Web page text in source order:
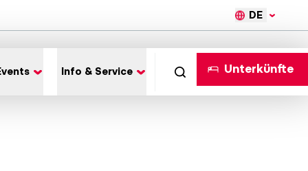
DE
Info & Service Unterkünfte